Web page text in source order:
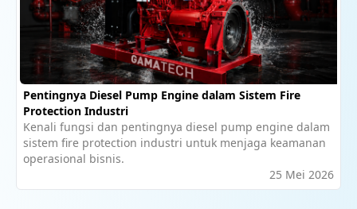
Pentingnya Diesel Pump Engine dalam Sistem Fire
Protection Industri
Kenali fungsi dan pentingnya diesel pump engine dalam
sistem fire protection industri untuk menjaga keamanan
operasional bisnis.
25 Mei 2026